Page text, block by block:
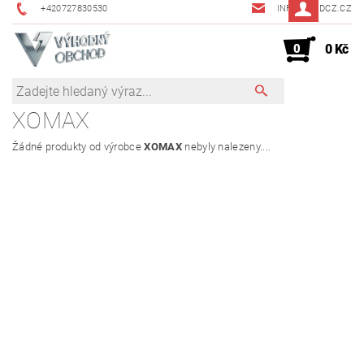
+420727830530 INFO@JMDCZ.CZ
0 0 Kč
XOMAX
Žádné produkty od výrobceXOMAXnebyly nalezeny....